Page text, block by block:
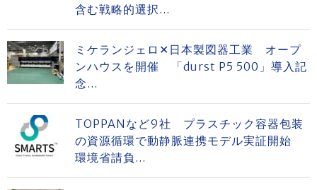
含む戦略的選択...
ミケランジェロ✕日本製図器工業 オープ
ンハウスを開催 「durst P5 500」導入記
念...
TOPPANなど9社 プラスチック容器包装
の資源循環で動静脈連携モデル実証開始
環境省請負...